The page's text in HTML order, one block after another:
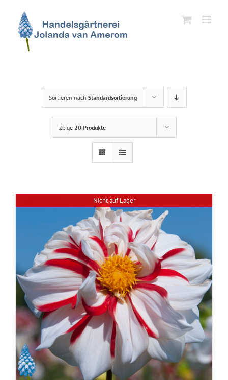
Inhalt
springen
Sortieren nach Standardsortierung
Zeige 20 Produkte
Nicht auf Lager